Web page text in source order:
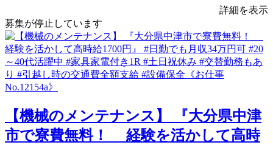
詳細を表示
募集が停止しています
【機械のメンテナンス】 『大分県中津
市で寮費無料！ 経験を活かして高時